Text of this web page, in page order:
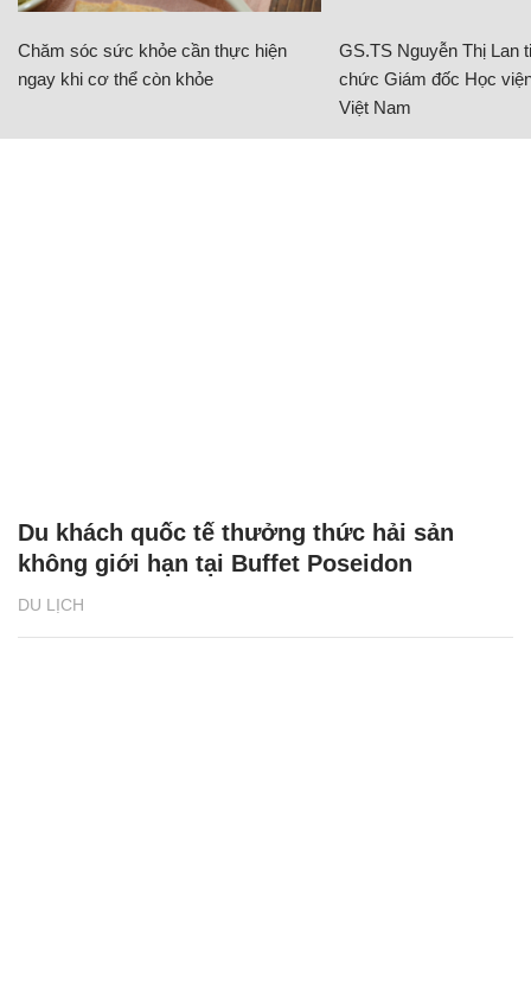
Chăm sóc sức khỏe cần thực hiện
ngay khi cơ thể còn khỏe
GS.TS Nguyễn Thị Lan
chức Giám đốc Học
Việt Nam
DU LỊCH
Du khách quốc tế thưởng thức hải sản
không giới hạn tại Buffet Poseidon